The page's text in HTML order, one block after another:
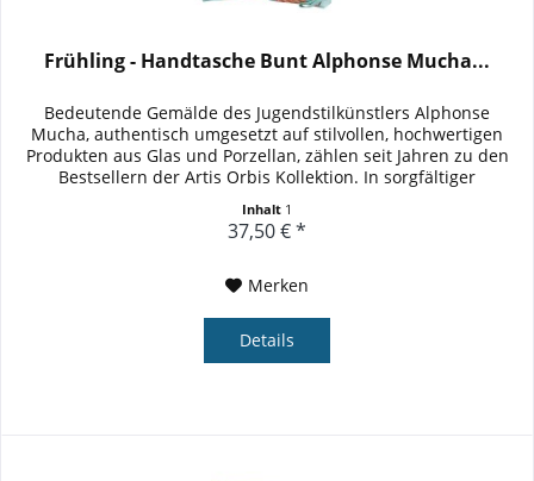
Frühling - Handtasche Bunt Alphonse Mucha...
Bedeutende Gemälde des Jugendstilkünstlers Alphonse
Mucha, authentisch umgesetzt auf stilvollen, hochwertigen
Produkten aus Glas und Porzellan, zählen seit Jahren zu den
Bestsellern der Artis Orbis Kollektion. In sorgfältiger
Inhalt 1
37,50 € *
Merken
Details